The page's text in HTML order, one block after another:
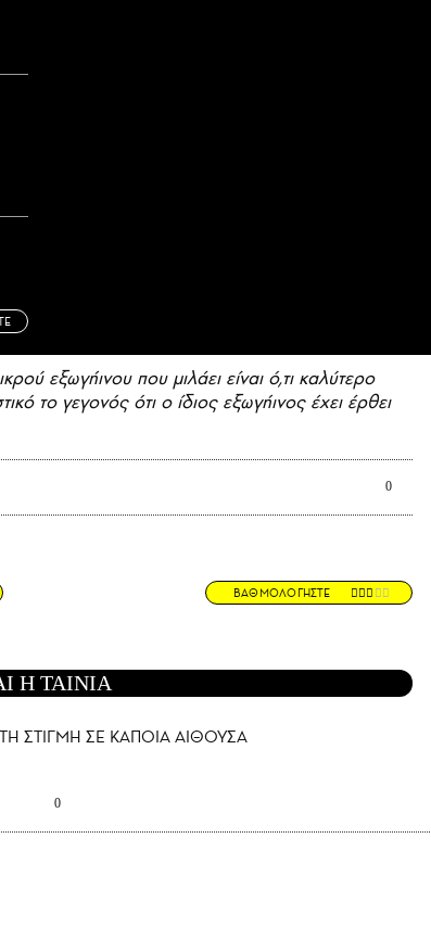
εξωγήινου που μιλάει είναι ό,τι καλύτερο
το γεγονός ότι ο ίδιος εξωγήινος έχει έρθει
0
ΒΑΘΜΟΛΟΓΗΣΤΕ
Η ΤΑΙΝΙΑ
ΣΤΙΓΜΗ ΣΕ ΚΑΠΟΙΑ ΑΙΘΟΥΣΑ
0